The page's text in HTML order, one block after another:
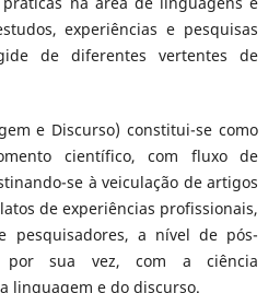
experiências e pesquisas
de diferentes vertentes de
e Discurso) constitui-se como
científico, com fluxo de
se à veiculação de artigos
de experiências profissionais,
pesquisadores, a nível de pós-
por sua vez, com a ciência
linguagem e do discurso.